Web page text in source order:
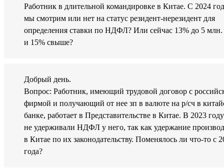
Работник в длительной командировке в Китае. С 2024
мы смотрим или нет на статус резидент-нерезидент для
определения ставки по НДФЛ? Или сейчас 13% до 5 млн.
и 15% свыше?
Добрый день.
Вопрос: Работник, имеющий трудовой договор с
фирмой и получающий от нее зп в валюте на р/сч в
банке, работает в Представительстве в Китае. В 2023
не удерживали НДФЛ у него, так как удержание
в Китае по их законодательству. Поменялось ли что-то с
года?